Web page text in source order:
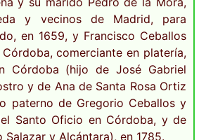
y vecinos de Madrid, para
en 1659, y Francisco Ceballos
comerciante en platería,
Córdoba (hijo de José Gabriel
y de Ana de Santa Rosa Ortiz
paterno de Gregorio Ceballos y
Santo Oficio en Córdoba, y de
y Alcántara), en 1785.